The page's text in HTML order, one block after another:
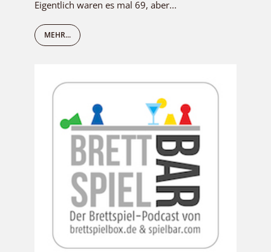
Eigentlich waren es mal 69, aber...
MEHR...